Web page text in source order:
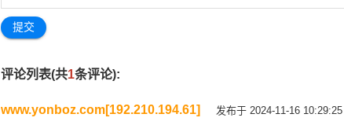
评论列表(共1条评论):
www.yonboz.com[192.210.194.61] 发布于 2024-11-16 10:29:25